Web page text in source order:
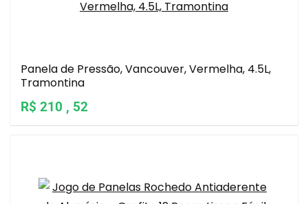
Panela de Pressão, Vancouver, Vermelha, 4.5L,
Tramontina
R$ 210 , 52